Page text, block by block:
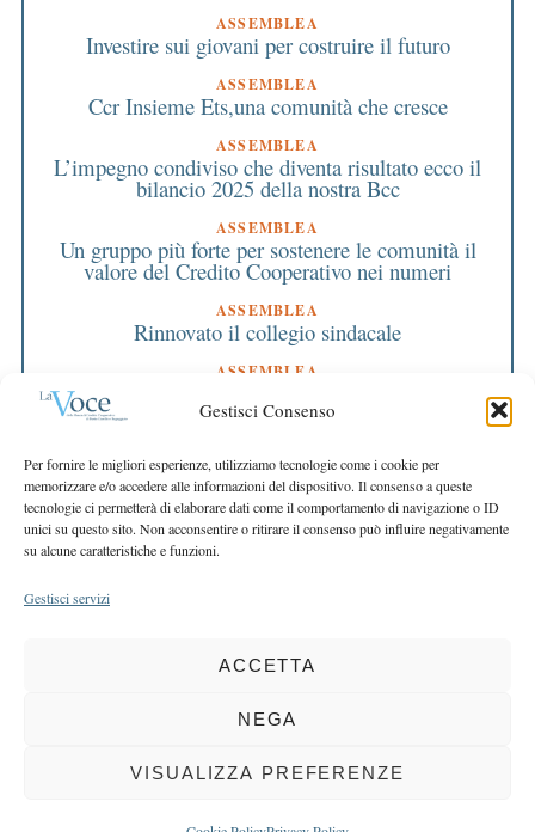
Gestisci Consenso
Per fornire le migliori esperienze, utilizziamo tecnologie come i cookie per
memorizzare e/o accedere alle informazioni del dispositivo. Il consenso a queste
tecnologie ci permetterà di elaborare dati come il comportamento di navigazione o ID
unici su questo sito. Non acconsentire o ritirare il consenso può influire negativamente
su alcune caratteristiche e funzioni.
Gestisci servizi
ACCETTA
NEGA
VISUALIZZA PREFERENZE
ASSEMBLEA
Investire sui giovani per costruire il futuro
ASSEMBLEA
Ccr Insieme Ets,una comunità che cresce
ASSEMBLEA
L’impegno condiviso che diventa risultato ecco il
bilancio 2025 della nostra Bcc
ASSEMBLEA
Un gruppo più forte per sostenere le comunità il
valore del Credito Cooperativo nei numeri
ASSEMBLEA
Rinnovato il collegio sindacale
ASSEMBLEA
Bilancio approvato all’unanimità e 2 milioni
destinati al territorio
Crescere restando riconoscibili
EDITORIALE PRESIDENTE
Costruire futuro insieme
COPYRIGHT 2025 LA VOCE |PRIVACY
BCC DI BUSTO GAROLFO E BUGUGGIATE